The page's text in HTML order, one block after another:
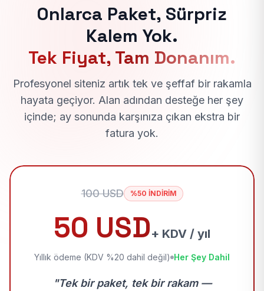
Onlarca Paket, Sürpriz
Kalem Yok.
Tek Fiyat, Tam Donanım.
Profesyonel siteniz artık tek ve şeffaf bir rakamla
hayata geçiyor. Alan adından desteğe her şey
içinde; ay sonunda karşınıza çıkan ekstra bir
fatura yok.
100 USD %50 İNDİRİM
50 USD+ KDV / yıl
Yıllık ödeme (KDV %20 dahil değil) Her Şey Dahil
"Tek bir paket, tek bir rakam —